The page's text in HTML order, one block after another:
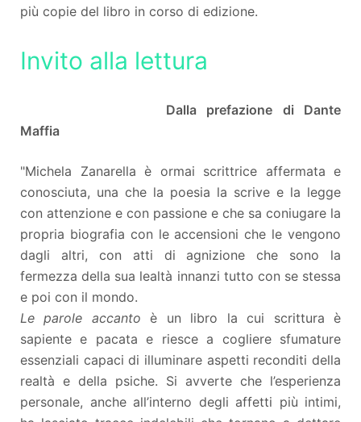
più copie del libro in corso di edizione.
Invito alla lettura
Dalla prefazione di Dante
Maffia
"Michela Zanarella è ormai scrittrice affermata e
conosciuta, una che la poesia la scrive e la legge
con attenzione e con passione e che sa coniugare la
propria biografia con le accensioni che le vengono
dagli altri, con atti di agnizione che sono la
fermezza della sua lealtà innanzi tutto con se stessa
e poi con il mondo.
Le parole accanto è un libro la cui scrittura è
sapiente e pacata e riesce a cogliere sfumature
essenziali capaci di illuminare aspetti reconditi della
realtà e della psiche. Si avverte che l’esperienza
personale, anche all’interno degli affetti più intimi,